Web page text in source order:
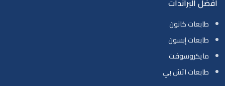
أفضل البراندات
طابعات كانون
طابعات إبسون
مايكروسوفت
طابعات اتش بي